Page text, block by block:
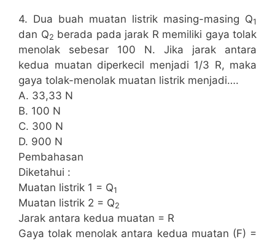
4. Dua buah muatan listrik masing-masing Q1
dan Q2 berada pada jarak R memiliki gaya tolak
menolak sebesar 100 N. Jika jarak antara
kedua muatan diperkecil menjadi 1/3 R, maka
gaya tolak-menolak muatan listrik menjadi….
A. 33,33 N
B. 100 N
C. 300 N
D. 900 N
Pembahasan
Diketahui :
Muatan listrik 1 = Q1
Muatan listrik 2 = Q2
Jarak antara kedua muatan = R
Gaya tolak menolak antara kedua muatan (F) =